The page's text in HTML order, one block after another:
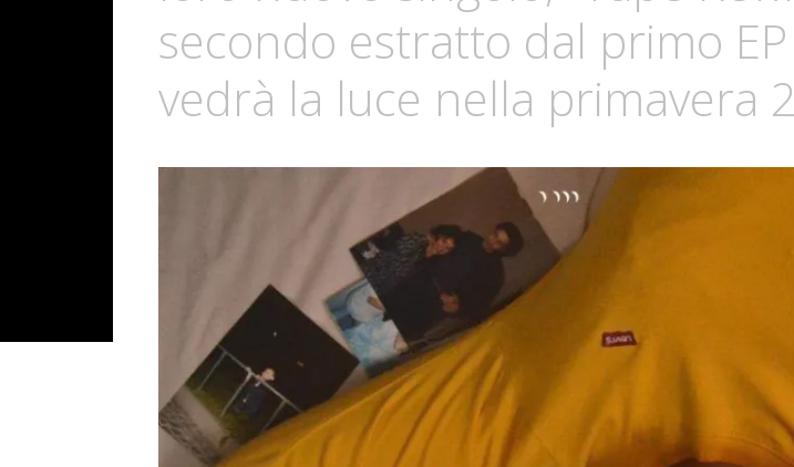
secondo estratto dal primo
vedrà la luce nella primavera